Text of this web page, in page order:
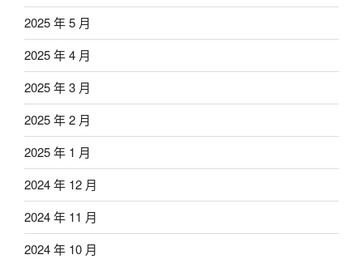
2025 年 5 月
2025 年 4 月
2025 年 3 月
2025 年 2 月
2025 年 1 月
2024 年 12 月
2024 年 11 月
2024 年 10 月